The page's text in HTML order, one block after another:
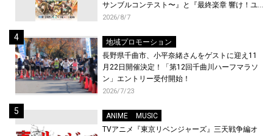
サンブルコンテスト〜』と『最終楽章 響け！ユ
ーフォニアム』前編の一挙上映が決定！
2026/8/7
地域プロモーション
長野県千曲市、小平奈緒さんをゲストに迎え11
月22日開催決定！「第12回千曲川ハーフマラソ
ン」エントリー受付開始！
2026/7/23
ANIME
MUSIC
TVアニメ『東京リベンジャーズ』三天戦争編オ